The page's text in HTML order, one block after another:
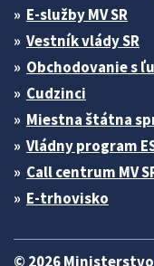
E-služby MV SR
Vestník vlády SR
Obchodovanie s
Cudzinci
Miestna štátna
Vládny program
Call centrum MV
E-trhovisko
© 2026